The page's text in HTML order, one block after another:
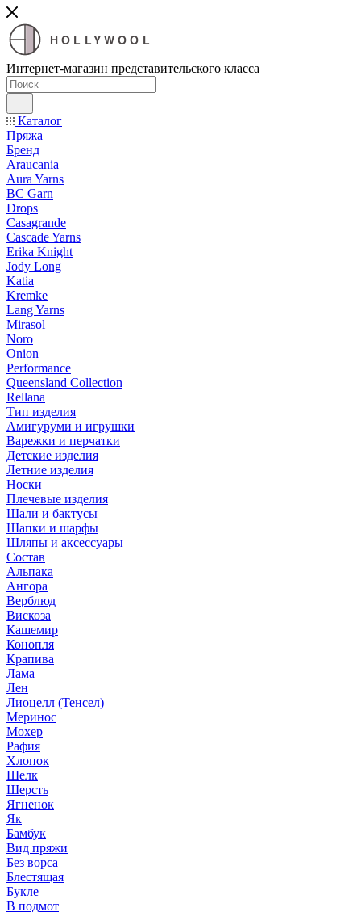
HOLLYWOOL
Интернет-магазин представительского класса
Каталог
Пряжа
Бренд
Araucania
Aura Yarns
BC Garn
Drops
Casagrande
Cascade Yarns
Erika Knight
Jody Long
Katia
Kremke
Lang Yarns
Mirasol
Noro
Onion
Performance
Queensland Collection
Rellana
Тип изделия
Амигуруми и игрушки
Варежки и перчатки
Детские изделия
Летние изделия
Носки
Плечевые изделия
Шали и бактусы
Шапки и шарфы
Шляпы и аксессуары
Состав
Альпака
Ангора
Верблюд
Вискоза
Кашемир
Конопля
Крапива
Лама
Лен
Лиоцелл (Тенсел)
Меринос
Мохер
Рафия
Хлопок
Шелк
Шерсть
Ягненок
Як
Бамбук
Вид пряжи
Без ворса
Блестящая
Букле
В подмот